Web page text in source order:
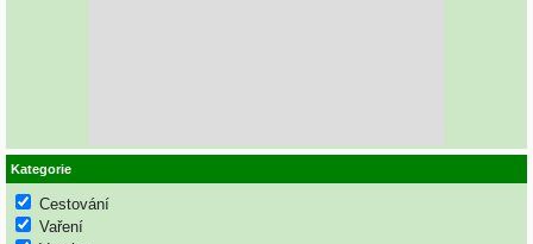
Kategorie
Cestování
Vaření